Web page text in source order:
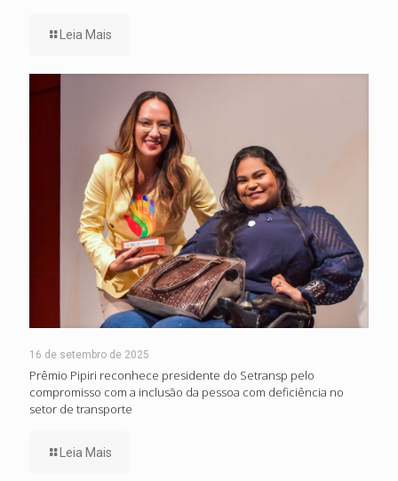
Leia Mais
16 de setembro de 2025
Prêmio Pipiri reconhece presidente do Setransp pelo
compromisso com a inclusão da pessoa com deficiência no
setor de transporte
Leia Mais